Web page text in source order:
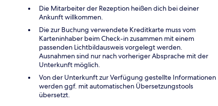
Die Mitarbeiter der Rezeption heißen dich bei deiner
Ankunft willkommen.
Die zur Buchung verwendete Kreditkarte muss vom
Karteninhaber beim Check-in zusammen mit einem
passenden Lichtbildausweis vorgelegt werden.
Ausnahmen sind nur nach vorheriger Absprache mit der
Unterkunft möglich.
Von der Unterkunft zur Verfügung gestellte Informationen
werden ggf. mit automatischen Übersetzungstools
übersetzt.